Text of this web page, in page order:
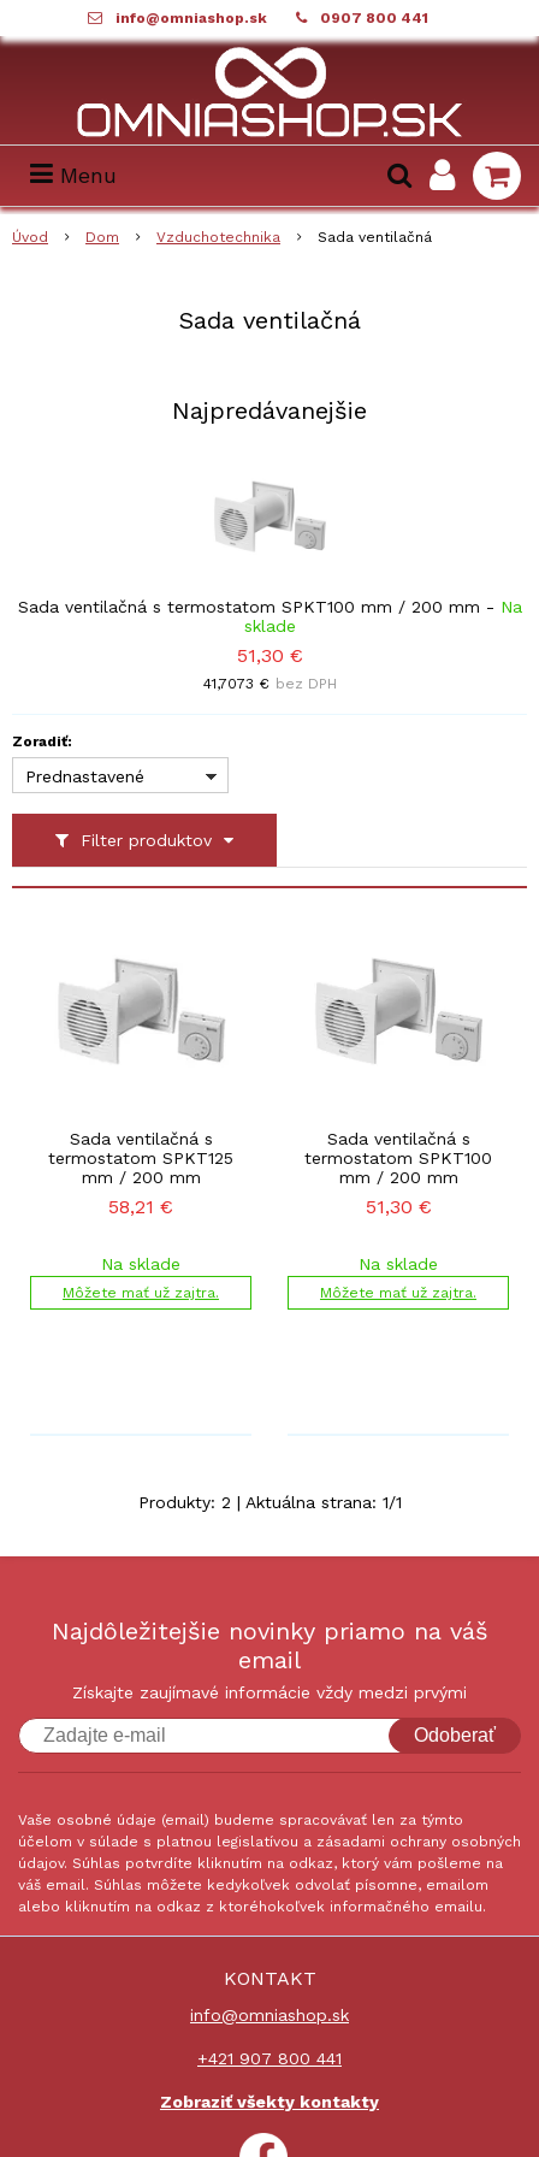
info@omniashop.sk 0907 800 441
Menu
Úvod Dom Vzduchotechnika Sada ventilačná
Sada ventilačná
Najpredávanejšie
Sada ventilačná s termostatom SPKT100 mm / 200 mm - Na
sklade
51,30 €
41,7073 € bez DPH
Filter produktov
Zoradiť:
Prednastavené
Sada ventilačná s
termostatom SPKT125
mm / 200 mm
58,21 €
Na sklade
Môžete mať už zajtra.
Sada ventilačná s
termostatom SPKT100
mm / 200 mm
51,30 €
Na sklade
Môžete mať už zajtra.
Produkty: 2 | Aktuálna strana: 1/1
Najdôležitejšie novinky priamo na váš
email
Získajte zaujímavé informácie vždy medzi prvými
Odoberať
Vaše osobné údaje (email) budeme spracovávať len za týmto
účelom v súlade s platnou legislatívou a zásadami ochrany osobných
údajov. Súhlas potvrdíte kliknutím na odkaz, ktorý vám pošleme na
váš email. Súhlas môžete kedykoľvek odvolať písomne, emailom
alebo kliknutím na odkaz z ktoréhokoľvek informačného emailu.
KONTAKT
info@omniashop.sk
+421 907 800 441
Zobraziť všekty kontakty